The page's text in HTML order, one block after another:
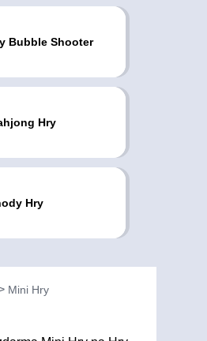
Bubble Shooter
Hry
Hry
Mini Hry